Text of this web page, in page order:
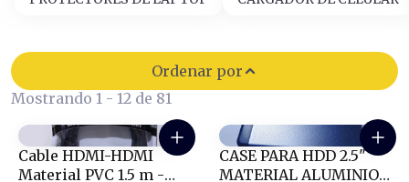
Mostrando 1 - 12 de 81
Ordenar por
Cable HDMI-HDMI
Material PVC 1.5 m -
CASE PARA HDD 2.5"
MATERIAL ALUMINIO